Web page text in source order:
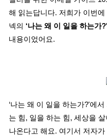
해 읽는답니다. 저희가 이번
넥의 ‘나는 왜 이 일을 하는가?'
내용이었어요.
‘나는 왜 이 일을 하는가?'에
는 힘, 일을 하는 힘, 세상을
나온다고 해요. 여기서 저자